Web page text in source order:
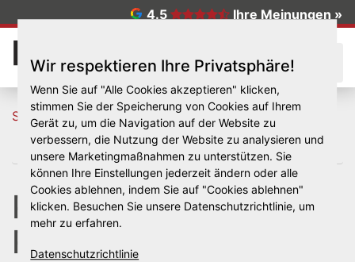
Wir respektieren Ihre Privatsphäre!
Wenn Sie auf "Alle Cookies akzeptieren" klicken,
stimmen Sie der Speicherung von Cookies auf Ihrem
Gerät zu, um die Navigation auf der Website zu
verbessern, die Nutzung der Website zu analysieren und
unsere Marketingmaßnahmen zu unterstützen. Sie
können Ihre Einstellungen jederzeit ändern oder alle
Cookies ablehnen, indem Sie auf "Cookies ablehnen"
klicken. Besuchen Sie unsere Datenschutzrichtlinie, um
mehr zu erfahren.
Datenschutzrichtlinie
4.5 Ihre Meinungen »
Startseite
Unsere Services rund um Auto & Reifen
Professionelle Räderwäsche
Professionelle
Räderwäsche